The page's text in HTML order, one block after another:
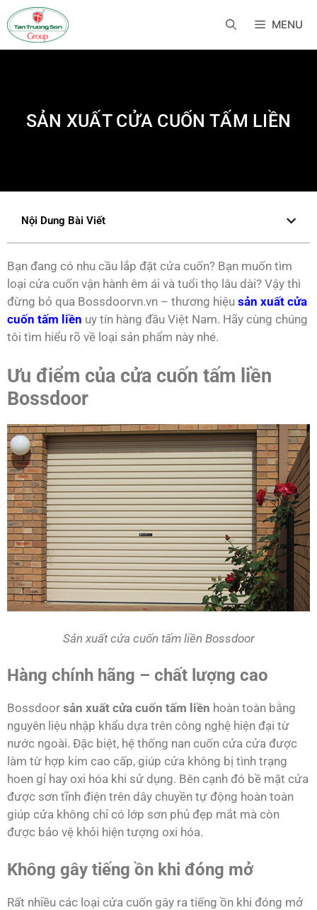
MENU
SẢN XUẤT CỬA CUỐN TẤM LIỀN
Nội Dung Bài Viết
Bạn đang có nhu cầu lắp đặt cửa cuốn? Bạn muốn tìm
loại cửa cuốn vận hành êm ái và tuổi thọ lâu dài? Vậy thì
đừng bỏ qua Bossdoorvn.vn – thương hiệu sản xuất cửa
cuốn tấm liền uy tín hàng đầu Việt Nam. Hãy cùng chúng
tôi tìm hiểu rõ về loại sản phẩm này nhé.
Ưu điểm của cửa cuốn tấm liền
Bossdoor
Sản xuất cửa cuốn tấm liền Bossdoor
Hàng chính hãng – chất lượng cao
Bossdoor sản xuất cửa cuốn tấm liền hoàn toàn bằng
nguyên liệu nhập khẩu dựa trên công nghệ hiện đại từ
nước ngoài. Đặc biệt, hệ thống nan cuốn cửa cửa được
làm từ hợp kim cao cấp, giúp cửa không bị tình trạng
hoen gỉ hay oxi hóa khi sử dụng. Bên cạnh đó bề mặt cửa
được sơn tĩnh điện trên dây chuyền tự động hoàn toàn
giúp cửa không chỉ có lớp sơn phủ đẹp mắt mà còn
được bảo vệ khỏi hiện tượng oxi hóa.
Không gây tiếng ồn khi đóng mở
Rất nhiều các loại cửa cuốn gây ra tiếng ồn khi đóng mở